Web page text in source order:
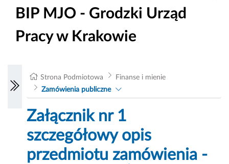
BIP MJO - Grodzki Urząd
Pracy w Krakowie
Strona Podmiotowa
Finanse i mienie
Zamówienia publiczne
Załącznik nr 1
szczegółowy opis
przedmiotu zamówienia -